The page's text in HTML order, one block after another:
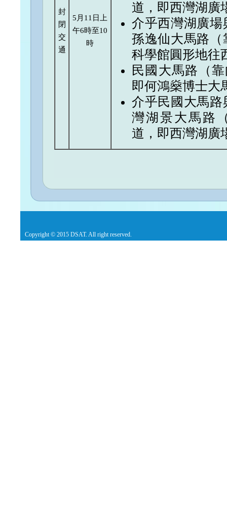
封
閉
交
通
5月11日上
午6時至10
時
道，即西灣湖廣
介乎西灣湖廣
孫逸仙大馬路
科學館圓形地往
民國大馬路（
即何鴻燊博士大
介乎民國大馬
灣湖景大馬路
道，即西灣湖廣
Copyright © 2015 DSAT. All right reserved.